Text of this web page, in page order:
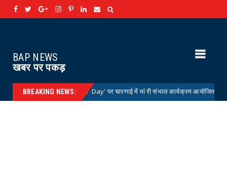
BAP NEWS
खबर पर पकड़
BREAKING NEWS:
'National Doctors' Day' पर चारणाई में मां री संभाल कार्यक्रम आयोजित News